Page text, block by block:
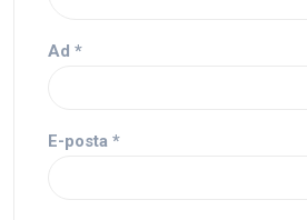
Ad *
E-posta *